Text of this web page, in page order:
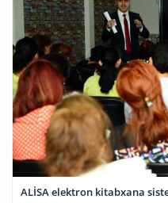
ALİSA elektron kitabxana